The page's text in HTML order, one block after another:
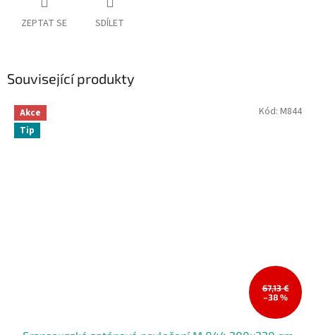
ZEPTAT SE SDÍLET
Související produkty
Akce
Tip
67,13 €
–38 %
Kód: M844